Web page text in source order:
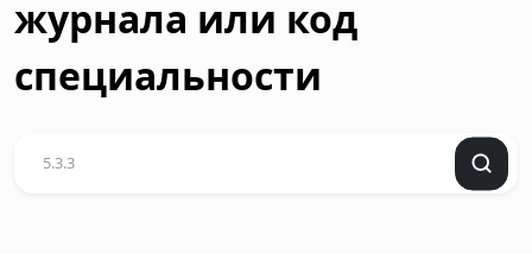
журнала или код
специальности